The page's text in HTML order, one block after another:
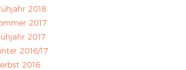
2018
2017
2017
2016/17
2016